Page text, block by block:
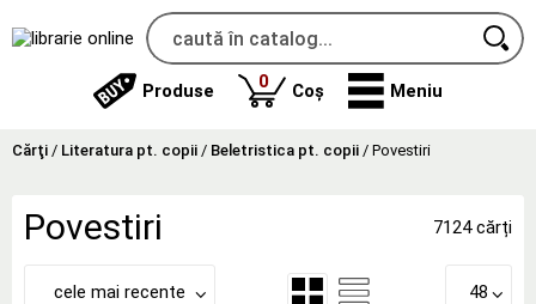
Produse 0produse
Coș Meniu
Cărţi / Literatura pt. copii / Beletristica pt. copii / Povestiri
Povestiri 7124 cărți
cele mai recente 48